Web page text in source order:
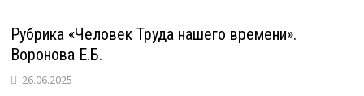
Рубрика «Человек Труда нашего времени».
Воронова Е.Б.
26.06.2025